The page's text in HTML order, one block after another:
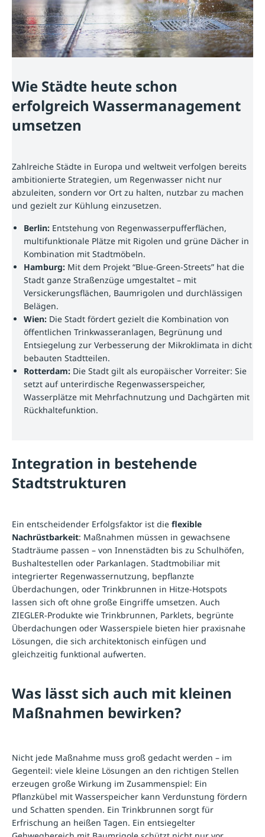
Wie Städte heute schon
erfolgreich Wassermanagement
umsetzen
Zahlreiche Städte in Europa und weltweit verfolgen bereits
ambitionierte Strategien, um Regenwasser nicht nur
abzuleiten, sondern vor Ort zu halten, nutzbar zu machen
und gezielt zur Kühlung einzusetzen.
Berlin: Entstehung von Regenwasserpufferflächen,
multifunktionale Plätze mit Rigolen und grüne Dächer in
Kombination mit Stadtmöbeln.
Hamburg: Mit dem Projekt “Blue-Green-Streets” hat die
Stadt ganze Straßenzüge umgestaltet – mit
Versickerungsflächen, Baumrigolen und durchlässigen
Belägen.
Wien: Die Stadt fördert gezielt die Kombination von
öffentlichen Trinkwasseranlagen, Begrünung und
Entsiegelung zur Verbesserung der Mikroklimata in dicht
bebauten Stadtteilen.
Rotterdam: Die Stadt gilt als europäischer Vorreiter: Sie
setzt auf unterirdische Regenwasserspeicher,
Wasserplätze mit Mehrfachnutzung und Dachgärten mit
Rückhaltefunktion.
Integration in bestehende
Stadtstrukturen
Ein entscheidender Erfolgsfaktor ist die flexible
Nachrüstbarkeit: Maßnahmen müssen in gewachsene
Stadträume passen – von Innenstädten bis zu Schulhöfen,
Bushaltestellen oder Parkanlagen. Stadtmobiliar mit
integrierter Regenwassernutzung, bepflanzte
Überdachungen, oder Trinkbrunnen in Hitze-Hotspots
lassen sich oft ohne große Eingriffe umsetzen. Auch
ZIEGLER-Produkte wie Trinkbrunnen, Parklets, begrünte
Überdachungen oder Wasserspiele bieten hier praxisnahe
Lösungen, die sich architektonisch einfügen und
gleichzeitig funktional aufwerten.
Was lässt sich auch mit kleinen
Maßnahmen bewirken?
Nicht jede Maßnahme muss groß gedacht werden – im
Gegenteil: viele kleine Lösungen an den richtigen Stellen
erzeugen große Wirkung im Zusammenspiel: Ein
Pflanzkübel mit Wasserspeicher kann Verdunstung fördern
und Schatten spenden. Ein Trinkbrunnen sorgt für
Erfrischung an heißen Tagen. Ein entsiegelter